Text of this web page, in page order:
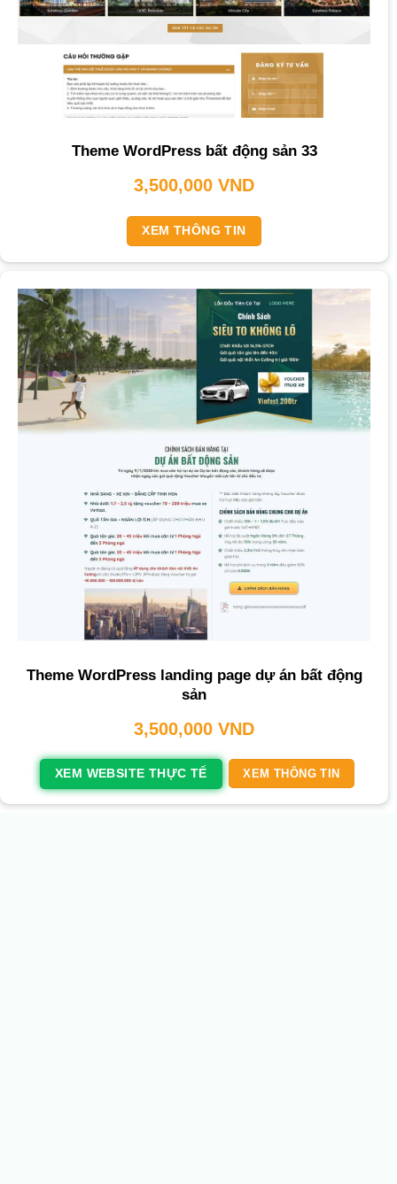
Theme WordPress bất động sản 33
3,500,000 VND
XEM THÔNG TIN
Theme WordPress landing page dự án bất động
sản
3,500,000 VND
XEM WEBSITE THỰC TẾ XEM THÔNG TIN